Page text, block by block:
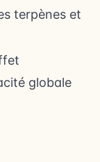
terpènes et
globale